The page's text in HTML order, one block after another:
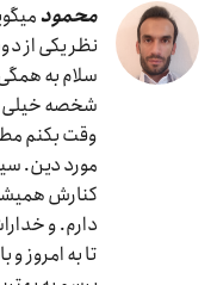
محمود
نظر یکی از
سلام به
شخصه خیلی
وقت بکنم
مورد دین.
کنارش
دارم. و
تا به امروز